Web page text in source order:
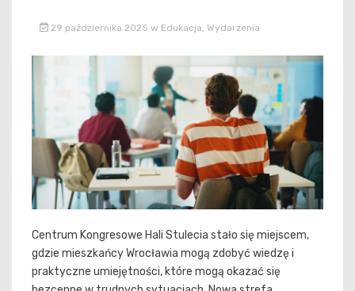
29 października 2025 w Edukacja Wydarzenia
Centrum Kongresowe Hali Stulecia stało się miejscem,
gdzie mieszkańcy Wrocławia mogą zdobyć wiedzę i
praktyczne umiejętności, które mogą okazać się